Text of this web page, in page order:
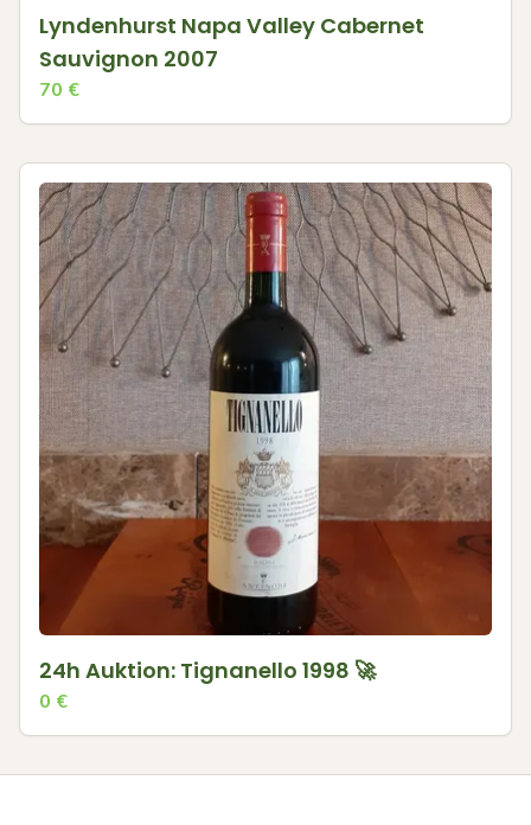
Lyndenhurst Napa Valley Cabernet
Sauvignon 2007
70 €
24h Auktion: Tignanello 1998 🚀
0 €